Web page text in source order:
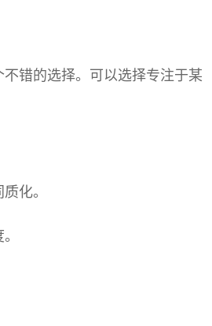
错的选择。可以选择专注于某
化。